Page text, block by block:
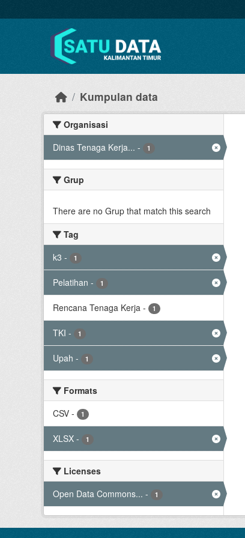
Kumpulan data
Organisasi
Dinas Tenaga Kerja... - 1
Grup
There are no Grup that match this search
Tag
k3 - 1
Pelatihan - 1
Rencana Tenaga Kerja - 1
TKI - 1
Upah - 1
Formats
CSV - 1
XLSX - 1
Licenses
Open Data Commons... - 1